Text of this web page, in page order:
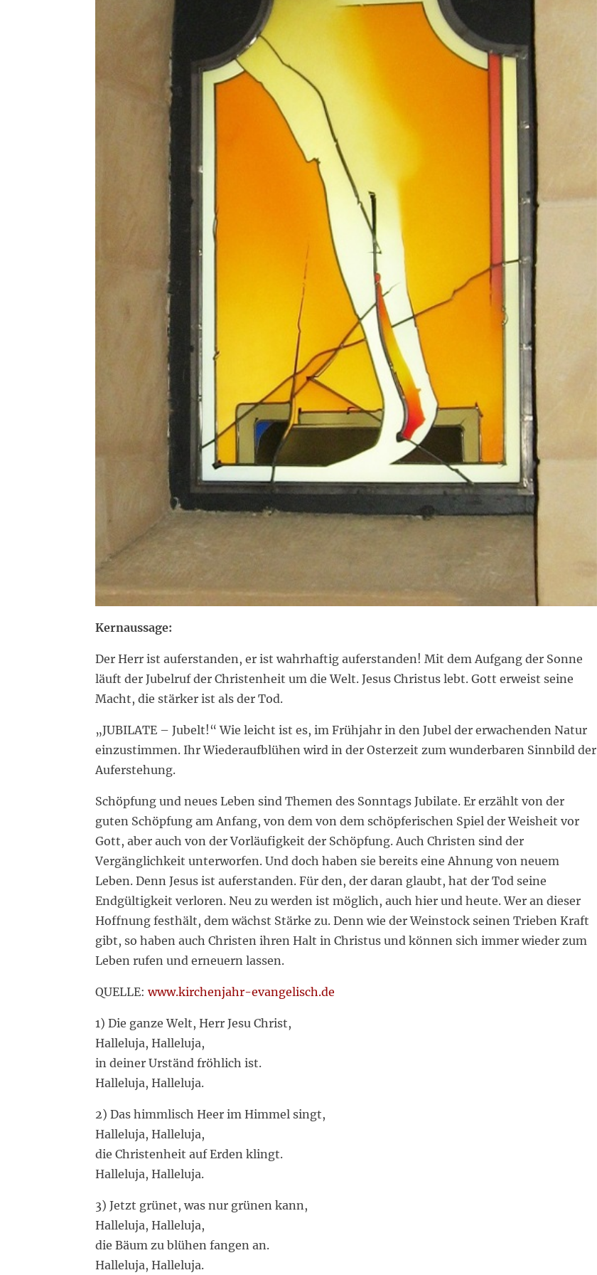
Kernaussage:
Der Herr ist auferstanden, er ist wahrhaftig auferstanden! Mit dem Aufgang der Sonne
läuft der Jubelruf der Christenheit um die Welt. Jesus Christus lebt. Gott erweist seine
Macht, die stärker ist als der Tod.
„JUBILATE – Jubelt!“ Wie leicht ist es, im Frühjahr in den Jubel der erwachenden Natur
einzustimmen. Ihr Wiederaufblühen wird in der Osterzeit zum wunderbaren Sinnbild der
Auferstehung.
Schöpfung und neues Leben sind Themen des Sonntags Jubilate. Er erzählt von der
guten Schöpfung am Anfang, von dem von dem schöpferischen Spiel der Weisheit vor
Gott, aber auch von der Vorläufigkeit der Schöpfung. Auch Christen sind der
Vergänglichkeit unterworfen. Und doch haben sie bereits eine Ahnung von neuem
Leben. Denn Jesus ist auferstanden. Für den, der daran glaubt, hat der Tod seine
Endgültigkeit verloren. Neu zu werden ist möglich, auch hier und heute. Wer an dieser
Hoffnung festhält, dem wächst Stärke zu. Denn wie der Weinstock seinen Trieben Kraft
gibt, so haben auch Christen ihren Halt in Christus und können sich immer wieder zum
Leben rufen und erneuern lassen.
QUELLE:www.kirchenjahr-evangelisch.de
1) Die ganze Welt, Herr Jesu Christ,
Halleluja, Halleluja,
in deiner Urständ fröhlich ist.
Halleluja, Halleluja.
2) Das himmlisch Heer im Himmel singt,
Halleluja, Halleluja,
die Christenheit auf Erden klingt.
Halleluja, Halleluja.
3) Jetzt grünet, was nur grünen kann,
Halleluja, Halleluja,
die Bäum zu blühen fangen an.
Halleluja, Halleluja.